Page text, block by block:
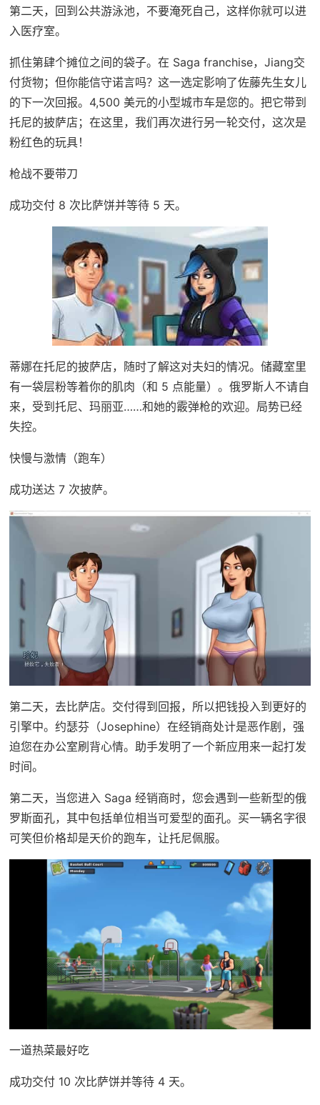
第二天，回到公共游泳池，不要淹死自己，这样你就可以进
入医疗室。
抓住第肆个摊位之间的袋子。在 Saga franchise，Jiang交
付货物；但你能信守诺言吗？这一选定影响了佐藤先生女儿
的下一次回报。4,500 美元的小型城市车是您的。把它带到
托尼的披萨店；在这里，我们再次进行另一轮交付，这次是
粉红色的玩具！
枪战不要带刀
成功交付 8 次比萨饼并等待 5 天。
蒂娜在托尼的披萨店，随时了解这对夫妇的情况。储藏室里
有一袋层粉等着你的肌肉（和 5 点能量）。俄罗斯人不请自
来，受到托尼、玛丽亚……和她的霰弹枪的欢迎。局势已经
失控。
快慢与激情（跑车）
成功送达 7 次披萨。
第二天，去比萨店。交付得到回报，所以把钱投入到更好的
引擎中。约瑟芬（Josephine）在经销商处计是恶作剧，强
迫您在办公室刷背心情。助手发明了一个新应用来一起打发
时间。
第二天，当您进入 Saga 经销商时，您会遇到一些新型的俄
罗斯面孔，其中包括单位相当可爱型的面孔。买一辆名字很
可笑但价格却是天价的跑车，让托尼佩服。
一道热菜最好吃
成功交付 10 次比萨饼并等待 4 天。